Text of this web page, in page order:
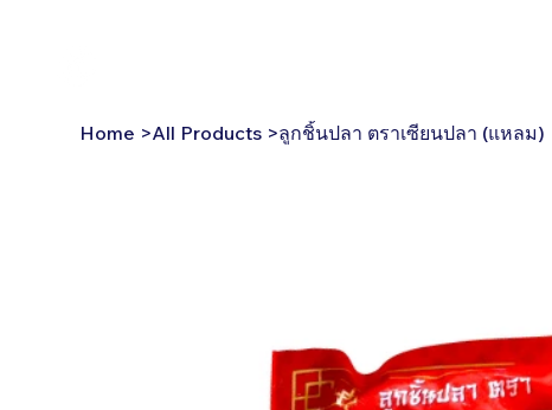
Home >All Products >ลูกชิ้นปลา ตราเซียนปลา (แหลม)